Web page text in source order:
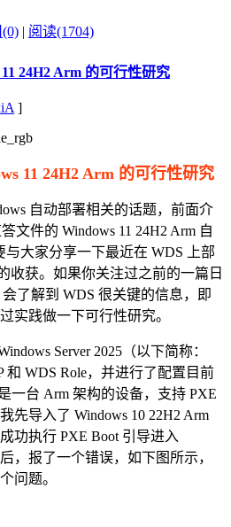
阅读(1704)
24H2 Arm 的可行性研究
]
11 24H2 Arm 的可行性研究
自动部署相关的话题，前面介
文件的 Windows 11 24H2 Arm 自
与大家分享一下最近在 WDS 上部
收获。如果你关注过之前的一篇日
会了解到 WDS 很关键的信息，即
实践做一下可行性研究。
Server 2025（以下简称：
和 WDS Role，并进行了配置目前
一台 Arm 架构的设备，支持 PXE
先导入了 Windows 10 22H2 Arm
功执行 PXE Boot 引导进入
，报了一个错误，如下图所示，
问题。